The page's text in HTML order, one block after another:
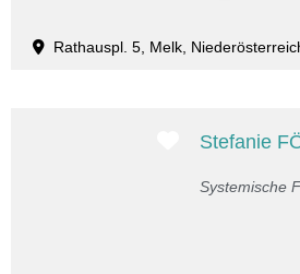
Rathauspl. 5, Melk,
Favorit
Stefanie
Systemische